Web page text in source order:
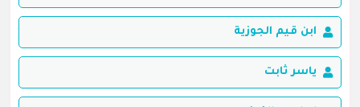
ابن قيم الجوزية
ياسر ثابت